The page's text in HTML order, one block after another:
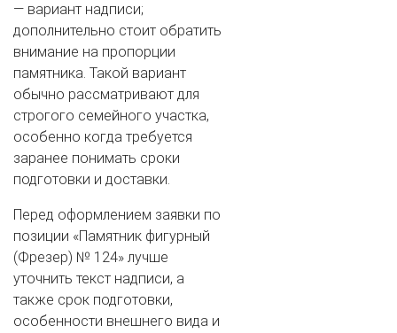
— вариант надписи;
дополнительно стоит обратить
внимание на пропорции
памятника. Такой вариант
обычно рассматривают для
строгого семейного участка,
особенно когда требуется
заранее понимать сроки
подготовки и доставки.
Перед оформлением заявки по
позиции «Памятник фигурный
(Фрезер) № 124» лучше
уточнить текст надписи, а
также срок подготовки,
особенности внешнего вида и